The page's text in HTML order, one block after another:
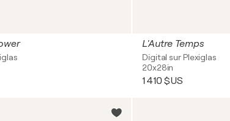
L'Autre Temps
Digital sur Plexiglas
20x28in
1 410 $US